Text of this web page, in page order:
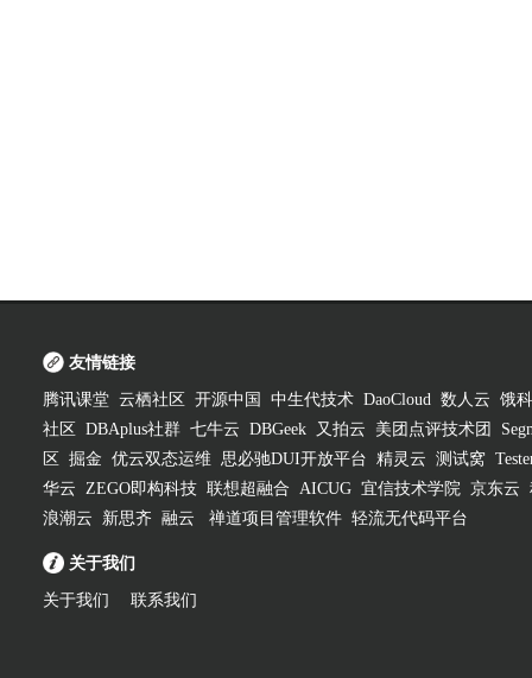
友情链接
腾讯课堂 云栖社区 开源中国 中生代技术 DaoCloud 数人云 饿
社区
DBAplus社群 七牛云 DBGeek 又拍云 美团点评技术团
区
掘金 优云双态运维 思必驰DUI开放平台 精灵云 测试窝
华云 ZEGO即构科技 联想超融合 AICUG 宜信技术学院 京东云
浪潮云
新思齐 融云 禅道项目管理软件 轻流无代码平台
关于我们
关于我们 联系我们